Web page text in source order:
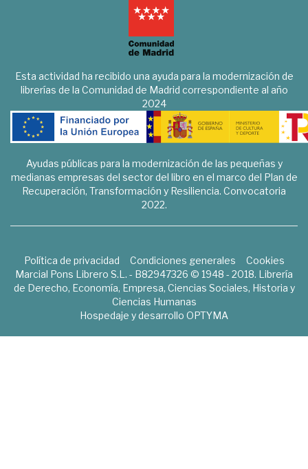
Esta actividad ha recibido una ayuda para la modernización de
librerías de la Comunidad de Madrid correspondiente al año
2024
Ayudas públicas para la modernización de las pequeñas y
medianas empresas del sector del libro en el marco del Plan de
Recuperación, Transformación y Resiliencia. Convocatoria
2022.
Política de privacidad Condiciones generales
Cookies
Marcial Pons Librero S.L. - B82947326 © 1948 - 2018. Librería
de Derecho, Economía, Empresa, Ciencias Sociales, Historia y
Ciencias Humanas
Hospedaje y desarrollo OPTYMA